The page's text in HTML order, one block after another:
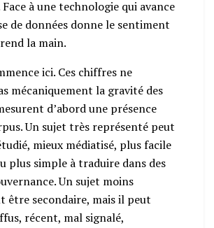
à une technologie qui avance
de données donne le sentiment
la main.
ici. Ces chiffres ne
mécaniquement la gravité des
d’abord une présence
Un sujet très représenté peut
mieux médiatisé, plus facile
plus simple à traduire dans des
Un sujet moins
être secondaire, mais il peut
récent, mal signalé,